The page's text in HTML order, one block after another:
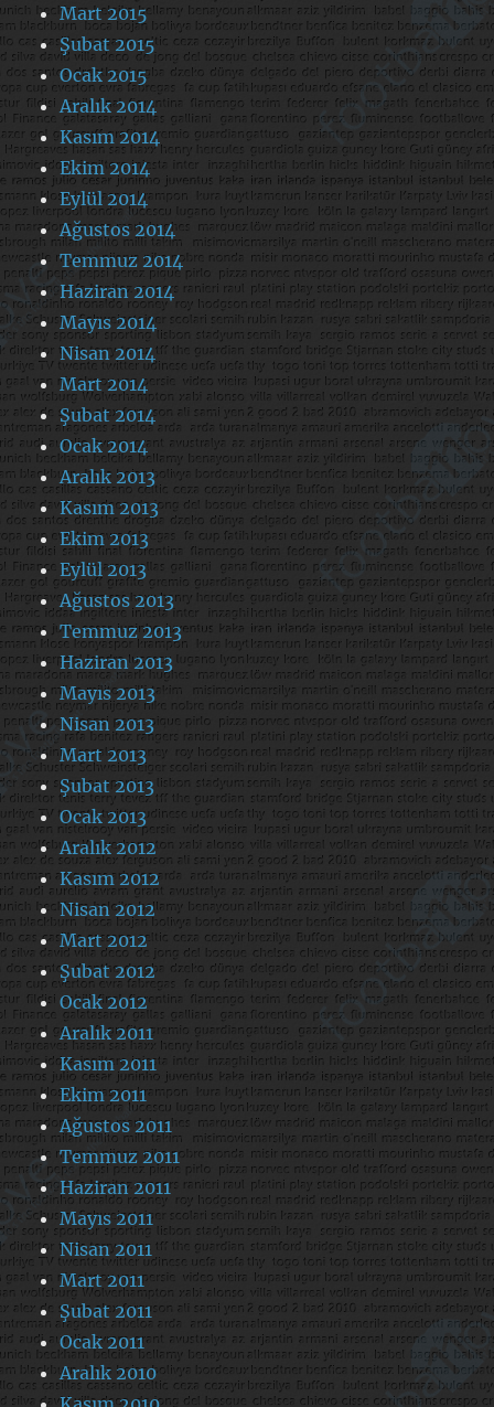
Mart 2015
Şubat 2015
Ocak 2015
Aralık 2014
Kasım 2014
Ekim 2014
Eylül 2014
Ağustos 2014
Temmuz 2014
Haziran 2014
Mayıs 2014
Nisan 2014
Mart 2014
Şubat 2014
Ocak 2014
Aralık 2013
Kasım 2013
Ekim 2013
Eylül 2013
Ağustos 2013
Temmuz 2013
Haziran 2013
Mayıs 2013
Nisan 2013
Mart 2013
Şubat 2013
Ocak 2013
Aralık 2012
Kasım 2012
Nisan 2012
Mart 2012
Şubat 2012
Ocak 2012
Aralık 2011
Kasım 2011
Ekim 2011
Ağustos 2011
Temmuz 2011
Haziran 2011
Mayıs 2011
Nisan 2011
Mart 2011
Şubat 2011
Ocak 2011
Aralık 2010